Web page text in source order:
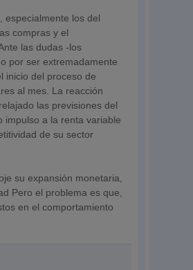
especialmente los del
compras y el
las dudas -los
por ser extremadamente
inicio del proceso de
al mes. La reacción
las previsiones del
impulso a la renta variable
de su sector
su expansión monetaria,
Pero el problema es que,
en el comportamiento